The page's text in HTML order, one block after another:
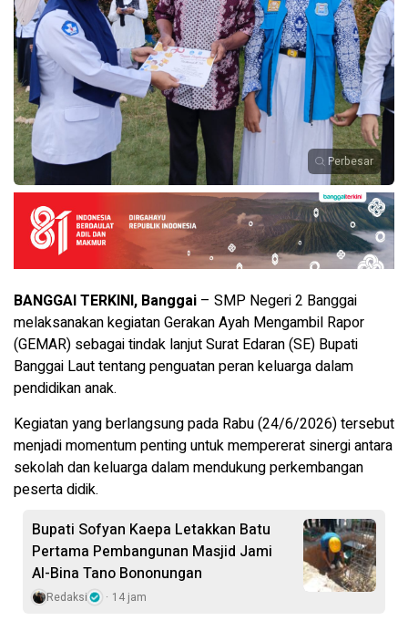
Perbesar
BANGGAI TERKINI, Banggai – SMP Negeri 2 Banggai
melaksanakan kegiatan Gerakan Ayah Mengambil Rapor
(GEMAR) sebagai tindak lanjut Surat Edaran (SE) Bupati
Banggai Laut tentang penguatan peran keluarga dalam
pendidikan anak.
Kegiatan yang berlangsung pada Rabu (24/6/2026) tersebut
menjadi momentum penting untuk mempererat sinergi antara
sekolah dan keluarga dalam mendukung perkembangan
peserta didik.
Bupati Sofyan Kaepa Letakkan Batu
Pertama Pembangunan Masjid Jami
Al-Bina Tano Bononungan
Redaksi 14 jam